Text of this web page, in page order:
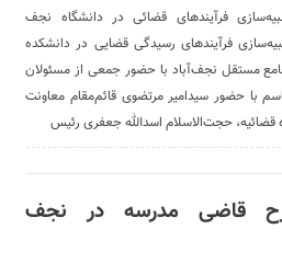
فرآیند‌های قضائی در دانشگاه نجف
فرآیند‌های رسیدگی قضایی در دانشکده
مستقل نجف‌آباد با حضور جمعی از مسئولان
با حضور سیدامیر مرتضوی قائم‌مقام معاونت
قضائیه، حجت‌الاسلام اسدالله جعفری رئیس
قاضی مدرسه در نجف